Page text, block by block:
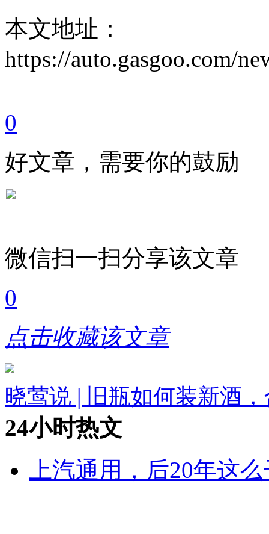
本文地址：
https://auto.gasgoo.com/
0
好文章，需要你的鼓励
微信扫一扫分享该文章
0
点击收藏该文章
晓莺说 | 旧瓶如何装新酒
24小时热文
上汽通用，后20年这